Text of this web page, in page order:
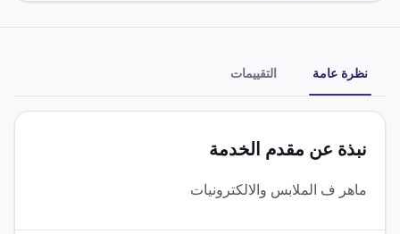
نظرة عامة التقييمات
نبذة عن مقدم الخدمة
ماهر ف الملابس والالكترونيات